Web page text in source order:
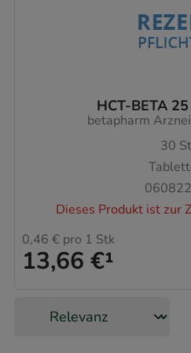
HCT-BETA
betapharm
30 St
Dieses Produkt ist zur
13,66 €¹
0,46 € pro 1 Stk